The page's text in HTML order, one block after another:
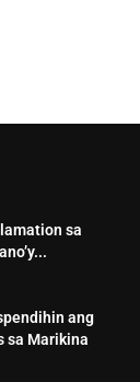
sa
ang
sa Marikina